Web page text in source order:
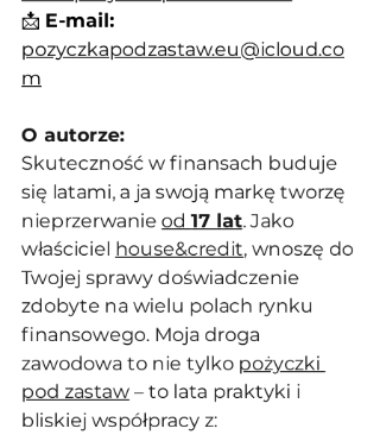
📩 E-mail:
pozyczkapodzastaw.eu@icloud.co
m
O autorze:
Skuteczność w finansach buduje
się latami, a ja swoją markę tworzę
nieprzerwanie od 17 lat. Jako
właściciel house&credit, wnoszę do
Twojej sprawy doświadczenie
zdobyte na wielu polach rynku
finansowego. Moja droga
zawodowa to nie tylko pożyczki
pod zastaw – to lata praktyki i
bliskiej współpracy z: